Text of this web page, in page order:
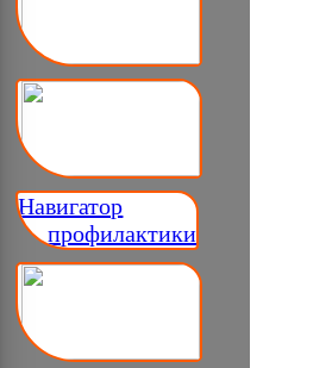
Навигатор
__ профилактики